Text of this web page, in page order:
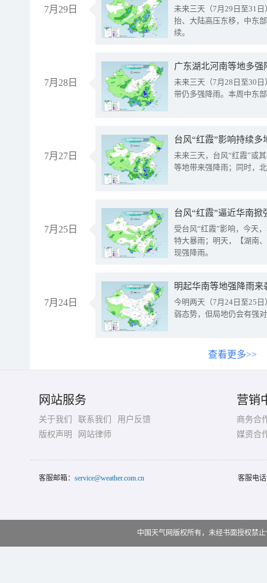
7月29日
未来三天（7月29日至31
抬、大陆高压东移，中东
续。
7月28日
广东湖北河南等地多
未来三天（7月28日至30
带仍多强降雨。本周中东
7月27日
台风“红霞”影响持续
未来三天，台风“红霞”或
等地带来强降雨；同时，
7月25日
台风“红霞”逼近华南
受台风“红霞”影响，今天
特大暴雨；明天，【湖南
现强降雨。
7月24日
明起华南等地强降雨
今明两天（7月24日至25
弱态势，但局地仍会有强
查看更多>>
网站服务
关于我们 联系我们
用户反馈
版权声明
网站律师
营销
商务合
媒资合
客服邮箱： service@weather.com.cn 客服电
中国天气网版权所有，未经书面授权